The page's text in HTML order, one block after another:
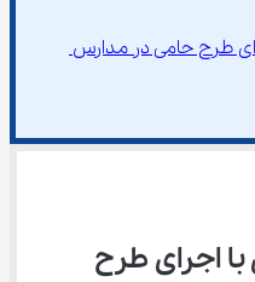
طرح حامی در مدارس
اجرای طرح